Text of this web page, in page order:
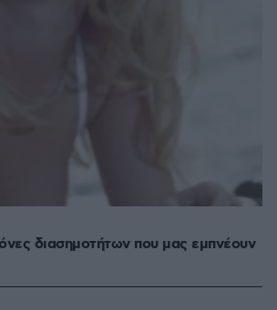
διασημοτήτων που μας εμπνέουν